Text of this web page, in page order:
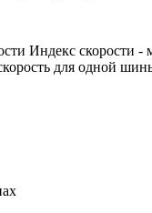
Индекс скорости -
для одной